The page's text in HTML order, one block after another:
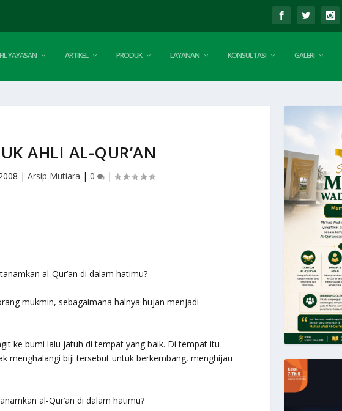
YAYASAN ARTIKEL PRODUK LAYANAN KONSULTASI GALERI
AHLI AL-QUR’AN
|Arsip Mutiara |0 |
al-Qur’an di dalam hatimu?
mukmin, sebagaimana halnya hujan menjadi
ke bumi lalu jatuh di tempat yang baik. Di tempat itu
menghalangi biji tersebut untuk berkembang, menghijau
al-Qur’an di dalam hatimu?